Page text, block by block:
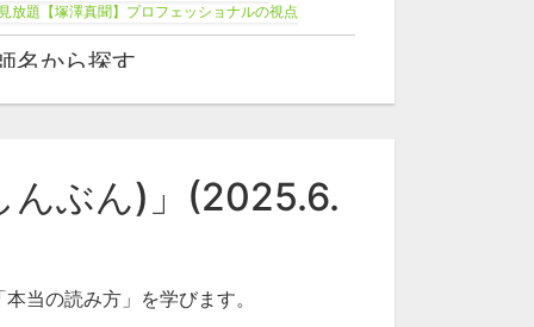
放題【塚澤真聞】プロフェッショナルの視点
名から探す
健二
んぶん)」(2025.6.
当の読み方」を学びます。